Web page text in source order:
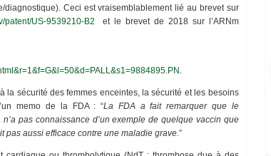
Ceci est vraisemblablement lié au brevet sur
patent/US-9539210-B2
et le brevet de 2018 sur l’ARNm
.
la sécurité des femmes enceintes, la sécurité et les besoins
memo de la FDA : “La FDA a fait remarquer que le
pas connaissance d’un exemple de quelque vaccin que
pas aussi efficace contre une maladie grave.”